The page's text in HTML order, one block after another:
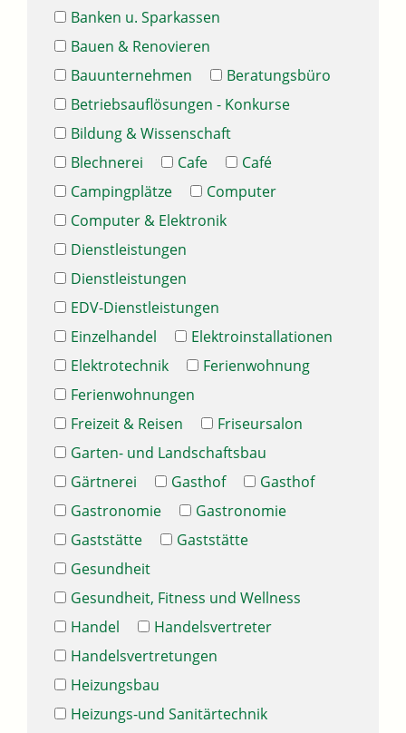
Banken u. Sparkassen
Bauen & Renovieren
Bauunternehmen
Beratungsbüro
Betriebsauflösungen - Konkurse
Bildung & Wissenschaft
Blechnerei
Cafe
Café
Campingplätze
Computer
Computer & Elektronik
Dienstleistungen
Dienstleistungen
EDV-Dienstleistungen
Einzelhandel
Elektroinstallationen
Elektrotechnik
Ferienwohnung
Ferienwohnungen
Freizeit & Reisen
Friseursalon
Garten- und Landschaftsbau
Gärtnerei
Gasthof
Gasthof
Gastronomie
Gastronomie
Gaststätte
Gaststätte
Gesundheit
Gesundheit, Fitness und Wellness
Handel
Handelsvertreter
Handelsvertretungen
Heizungsbau
Heizungs-und Sanitärtechnik